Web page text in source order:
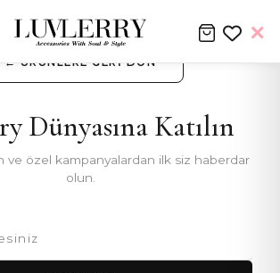
← ÜRÜNLERE GERI DÖN
Dünyasına Katılın
ve özel kampanyalardan ilk siz haberdar
olun.